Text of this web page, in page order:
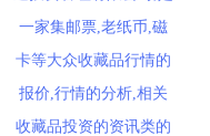
一家集邮票,老纸币,磁
卡等大众收藏品行情的
报价,行情的分析,相关
收藏品投资的资讯类的